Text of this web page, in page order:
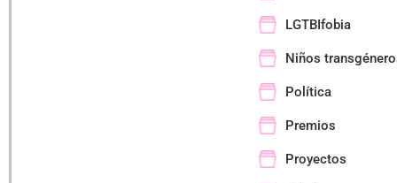
LGTBIfobia
Niños
Política
Premios
Proyectos